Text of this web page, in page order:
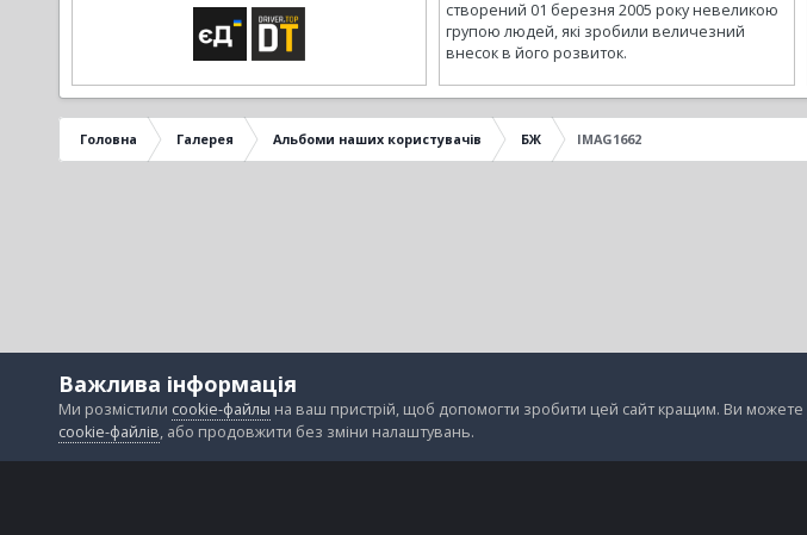
створений 01 березня 2005 року невеликою
групою людей, які зробили величезний
внесок в його розвиток.
Головна Галерея Альбоми наших користувачів БЖ IMAG1662
Важлива інформація
Ми розмістили cookie-файлы на ваш пристрій, щоб допомогти зробити цей сайт кращим. Ви можете
cookie-файлів, або продовжити без зміни налаштувань.